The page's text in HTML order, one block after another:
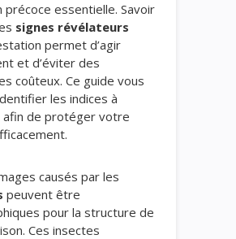
essentielle. Savoir
signes révélateurs
permet d’agir
et d’éviter des
coûteux. Ce guide vous
les indices à
afin de protéger votre
causés par les
peuvent être
pour la structure de
Ces insectes